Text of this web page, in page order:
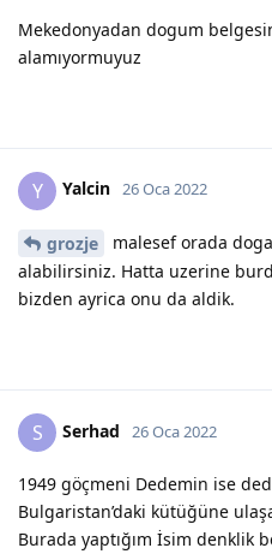
Mekedonyadan dogum
alamıyormuyuz
Y Yalcin 26 Oca 2022
grozje
malesef orada
alabilirsiniz. Hatta uzerine
bizden ayrica onu da aldik.
S Serhad 26 Oca 2022
1949 göçmeni Dedemin ise
Bulgaristan’daki kütüğüne
Burada yaptığım İsim denklik